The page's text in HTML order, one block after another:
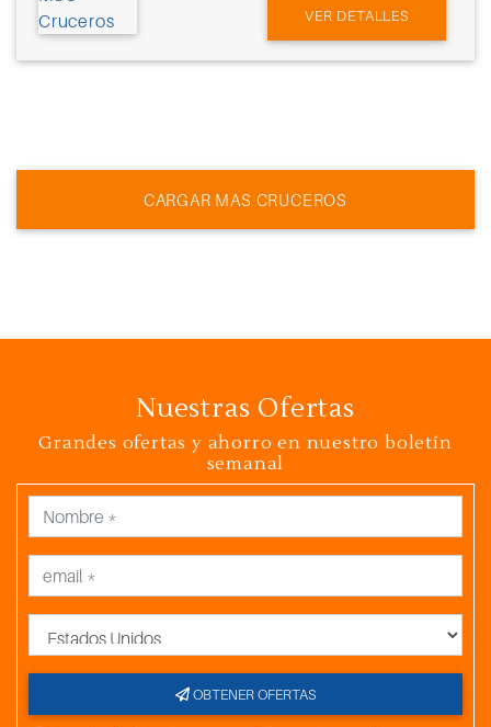
VER DETALLES
CARGAR MAS CRUCEROS
Nuestras Ofertas
Grandes ofertas y ahorro en nuestro boletín
semanal
OBTENER OFERTAS